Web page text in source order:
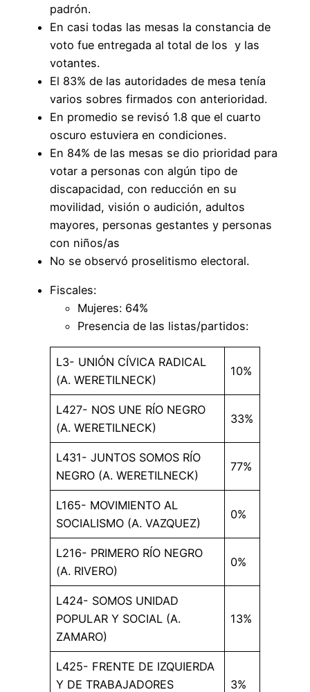
padrón.
En casi todas las mesas la constancia de
voto fue entregada al total de los y las
votantes.
El 83% de las autoridades de mesa tenía
varios sobres firmados con anterioridad.
En promedio se revisó 1.8 que el cuarto
oscuro estuviera en condiciones.
En 84% de las mesas se dio prioridad para
votar a personas con algún tipo de
discapacidad, con reducción en su
movilidad, visión o audición, adultos
mayores, personas gestantes y personas
con niños/as
No se observó proselitismo electoral.
Fiscales:
Mujeres: 64%
Presencia de las listas/partidos:
L3- UNIÓN CÍVICA RADICAL
(A. WERETILNECK)
10%
L427- NOS UNE RÍO NEGRO
(A. WERETILNECK)
33%
L431- JUNTOS SOMOS RÍO
NEGRO (A. WERETILNECK)
77%
L165- MOVIMIENTO AL
SOCIALISMO (A. VAZQUEZ)
0%
L216- PRIMERO RÍO NEGRO
(A. RIVERO)
0%
L424- SOMOS UNIDAD
POPULAR Y SOCIAL (A.
ZAMARO)
13%
L425- FRENTE DE IZQUIERDA
Y DE TRABAJADORES
3%